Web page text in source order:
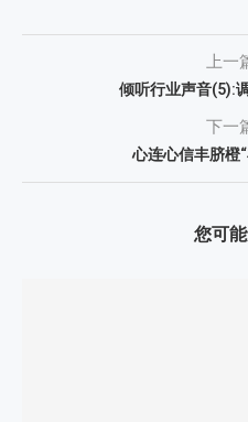
上一
倾听行业声音(5):
下一
心连心信丰脐橙
您可